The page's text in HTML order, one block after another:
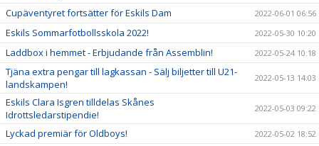
Cupäventyret fortsätter för Eskils Dam 2022-06-01 06:56
Eskils Sommarfotbollsskola 2022! 2022-05-30 10:20
Laddbox i hemmet - Erbjudande från Assemblin! 2022-05-24 10:18
Tjäna extra pengar till lagkassan - Sälj biljetter till U21-
landskampen!
2022-05-13 14:03
Eskils Clara Isgren tilldelas Skånes
Idrottsledarstipendie!
2022-05-03 09:22
Lyckad premiär för Oldboys! 2022-05-02 18:52